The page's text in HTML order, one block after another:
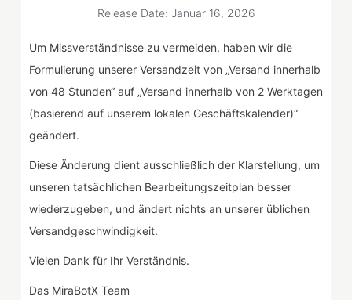
Release Date: Januar 16, 2026
Um Missverständnisse zu vermeiden, haben wir die
Formulierung unserer Versandzeit von „Versand innerhalb
von 48 Stunden“ auf „Versand innerhalb von 2 Werktagen
(basierend auf unserem lokalen Geschäftskalender)“
geändert.
Diese Änderung dient ausschließlich der Klarstellung, um
unseren tatsächlichen Bearbeitungszeitplan besser
wiederzugeben, und ändert nichts an unserer üblichen
Versandgeschwindigkeit.
Vielen Dank für Ihr Verständnis.
Das MiraBotX Team